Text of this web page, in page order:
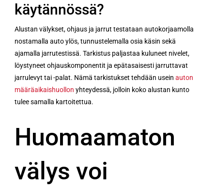
käytännössä?
Alustan välykset, ohjaus ja jarrut testataan autokorjaamolla
nostamalla auto ylös, tunnustelemalla osia käsin sekä
ajamalla jarrutestissä. Tarkistus paljastaa kuluneet nivelet,
löystyneet ohjauskomponentit ja epätasaisesti jarruttavat
jarrulevyt tai -palat. Nämä tarkistukset tehdään usein auton
määräaikaishuollon yhteydessä, jolloin koko alustan kunto
tulee samalla kartoitettua.
Huomaamaton
välys voi